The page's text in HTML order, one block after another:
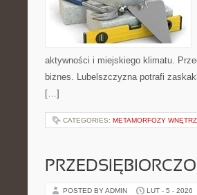
aktywności i miejskiego klimatu.
biznes. Lubelszczyzna potrafi
[…]
CATEGORIES: METAMORFOZY WNĘTRZ
POSTED BY ADMIN LUT - 5 - 2026